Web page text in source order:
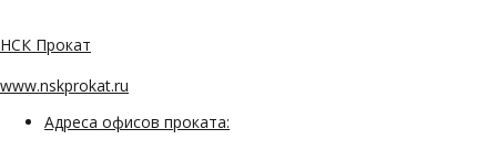
НСК Прокат
www.nskprokat.ru
Адреса офисов проката: